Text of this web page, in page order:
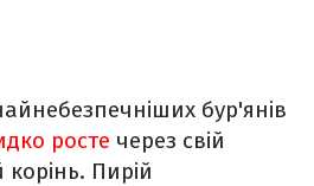
бур'янів
росте через свій
Пирій